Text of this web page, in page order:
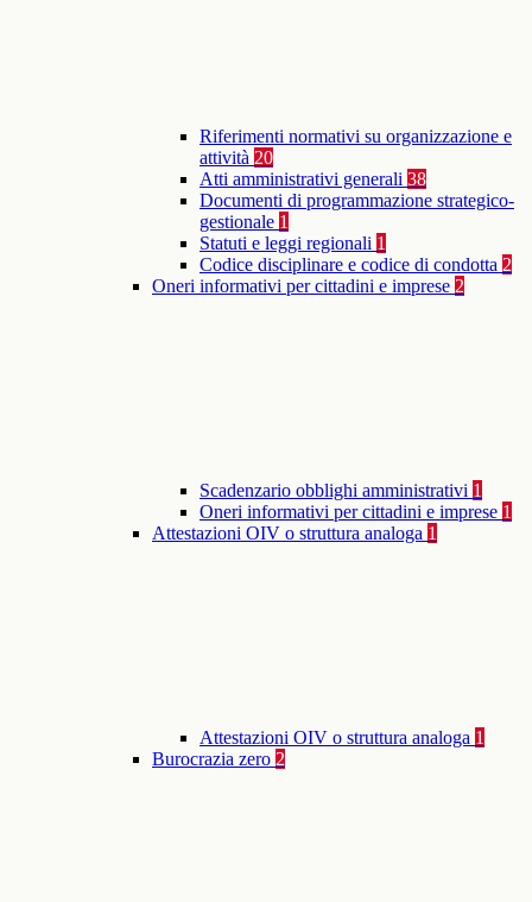
Riferimenti normativi su organizzazione e
attività 20
Atti amministrativi generali 38
Documenti di programmazione strategico-
gestionale 1
Statuti e leggi regionali 1
Codice disciplinare e codice di condotta 2
Oneri informativi per cittadini e imprese 2
Scadenzario obblighi amministrativi 1
Oneri informativi per cittadini e imprese 1
Attestazioni OIV o struttura analoga 1
Attestazioni OIV o struttura analoga 1
Burocrazia zero 2